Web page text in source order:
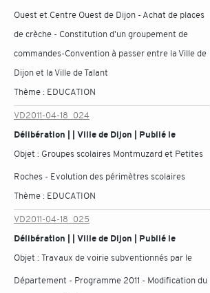
Ouest et Centre Ouest de Dijon - Achat de places
de crèche - Constitution d'un groupement de
commandes-Convention à passer entre la Ville de
Dijon et la Ville de Talant
Thème : EDUCATION
VD2011-04-18_024
Délibération | | Ville de Dijon | Publié le
Objet : Groupes scolaires Montmuzard et Petites
Roches - Evolution des périmètres scolaires
Thème : EDUCATION
VD2011-04-18_025
Délibération | | Ville de Dijon | Publié le
Objet :Travaux de voirie subventionnés par le
Département - Programme 2011 - Modification du